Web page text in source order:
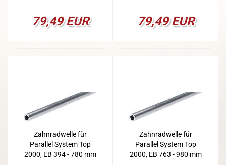
79,49 EUR 79,49 EUR
Zahnradwelle für
Parallel System Top
2000, EB 394 - 780 mm
Zahnradwelle für
Parallel System Top
2000, EB 763 - 980 mm